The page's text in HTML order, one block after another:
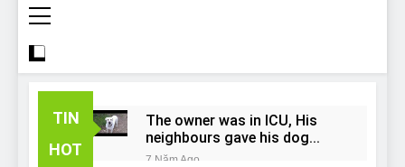
TIN
HOT
The owner was in ICU, His
neighbours gave his dog
away!
7 Năm Ago